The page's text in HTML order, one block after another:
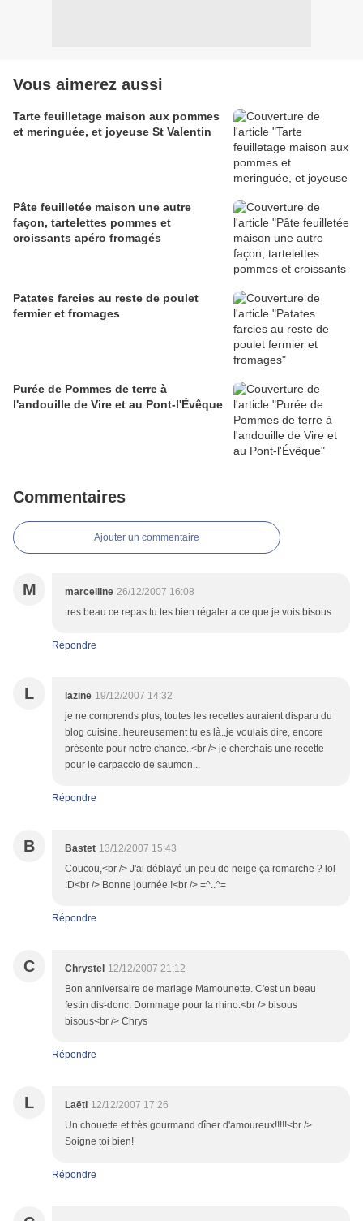
Vous aimerez aussi
Tarte feuilletage maison aux pommes
et meringuée, et joyeuse St Valentin
Pâte feuilletée maison une autre
façon, tartelettes pommes et
croissants apéro fromagés
Patates farcies au reste de poulet
fermier et fromages
Purée de Pommes de terre à
l'andouille de Vire et au Pont-l'Évêque
Commentaires
Ajouter un commentaire
M marcelline 26/12/2007 16:08
tres beau ce repas tu tes bien régaler a ce que je vois bisous
Répondre
L lazine 19/12/2007 14:32
je ne comprends plus, toutes les recettes auraient disparu du
blog cuisine..heureusement tu es là..je voulais dire, encore
présente pour notre chance..<br /> je cherchais une recette
pour le carpaccio de saumon...
Répondre
B Bastet 13/12/2007 15:43
Coucou,<br /> J'ai déblayé un peu de neige ça remarche ? lol
:D<br /> Bonne journée !<br /> =^..^=
Répondre
C Chrystel 12/12/2007 21:12
Bon anniversaire de mariage Mamounette. C'est un beau
festin dis-donc. Dommage pour la rhino.<br /> bisous
bisous<br /> Chrys
Répondre
L Laëti 12/12/2007 17:26
Un chouette et très gourmand dîner d'amoureux!!!!!<br />
Soigne toi bien!
Répondre